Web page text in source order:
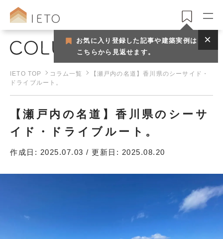
お気に入り登録した記事や建築実例は
こちらから見返せます。
コラム
IETO TOP コラム一覧
【瀬戸内の名道】香川県のシーサイド・
ドライブルート。
【瀬戸内の名道】香川県のシーサ
イド・ドライブルート。
作成日: 2025.07.03 / 更新日: 2025.08.20